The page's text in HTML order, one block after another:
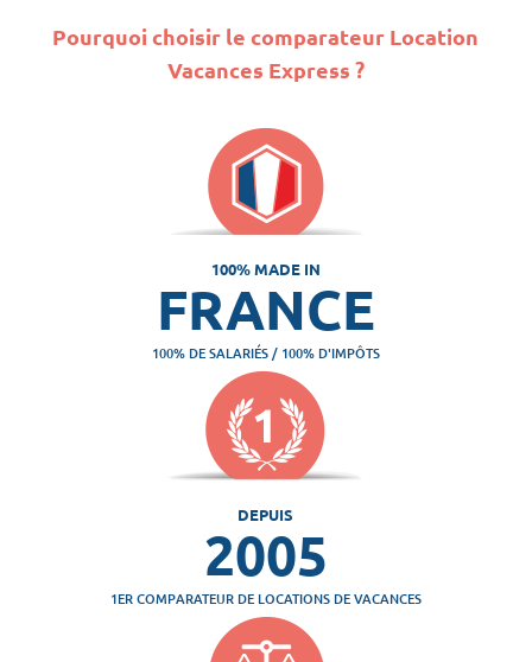
Pourquoi choisir le comparateur Location
Vacances Express ?
100% MADE IN
FRANCE
100% DE SALARIÉS / 100% D'IMPÔTS
DEPUIS
2005
1ER COMPARATEUR DE LOCATIONS DE VACANCES